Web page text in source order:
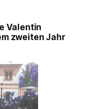
Valentin
zweiten Jahr